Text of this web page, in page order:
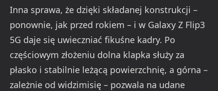
Inna sprawa, że dzięki składanej konstrukcji –
ponownie, jak przed rokiem – i w Galaxy Z Flip3
5G daje się uwieczniać fikuśne kadry. Po
częściowym złożeniu dolna klapka służy za
płasko i stabilnie leżącą powierzchnię, a górna –
zależnie od widzimisię – pozwala na udane